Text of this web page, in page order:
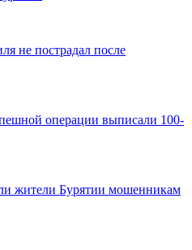
не пострадал после
операции выписали 100-
жители Бурятии мошенникам